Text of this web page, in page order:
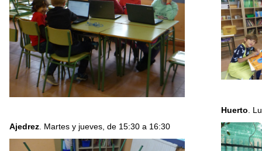
Ajedrez . Martes y jueves, de 15:30 a 16:30
Huerto .